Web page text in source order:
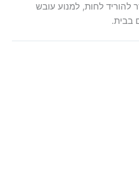
להוריד לחות, למנוע עובש
בבית.